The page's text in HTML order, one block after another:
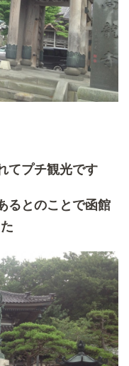
てプチ観光です
るとのことで函館